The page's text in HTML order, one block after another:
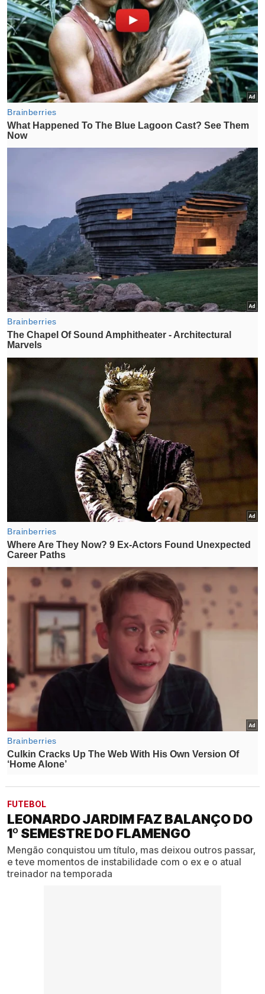
FUTEBOL
LEONARDO JARDIM FAZ BALANÇO DO
1º SEMESTRE DO FLAMENGO
Mengão conquistou um título, mas deixou outros passar,
e teve momentos de instabilidade com o ex e o atual
treinador na temporada